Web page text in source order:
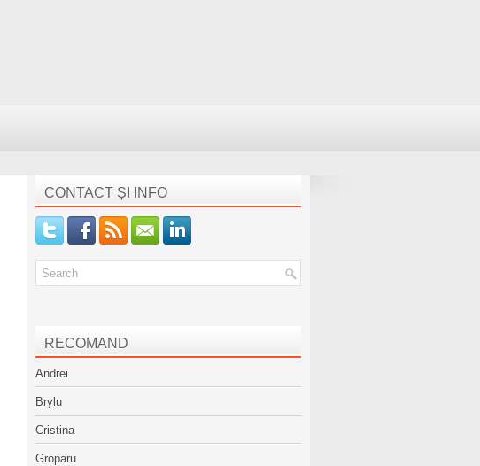
CONTACT ȘI INFO
RECOMAND
Andrei
Brylu
Cristina
Groparu